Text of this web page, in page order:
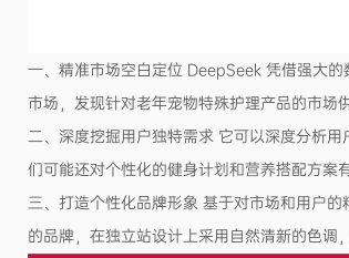
一、精准市场空白定位 DeepSeek 凭借强大
市场，发现针对老年宠物特殊护理产品的市场
二、深度挖掘用户独特需求 它可以深度分析
们可能还对个性化的健身计划和营养搭配方案
三、打造个性化品牌形象 基于对市场和用户
的品牌，在独立站设计上采用自然清新的色调